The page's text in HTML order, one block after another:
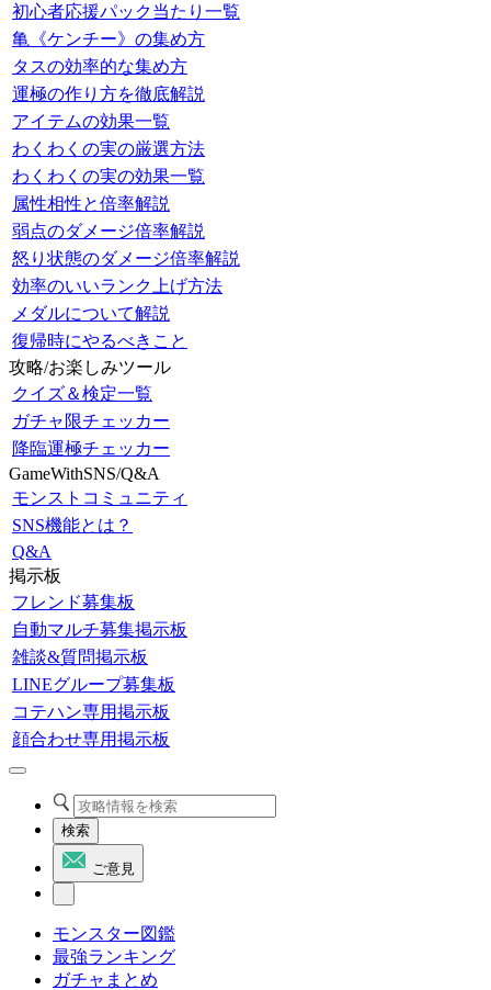
初心者応援パック当たり一覧
亀《ケンチー》の集め方
タスの効率的な集め方
運極の作り方を徹底解説
アイテムの効果一覧
わくわくの実の厳選方法
わくわくの実の効果一覧
属性相性と倍率解説
弱点のダメージ倍率解説
怒り状態のダメージ倍率解説
効率のいいランク上げ方法
メダルについて解説
復帰時にやるべきこと
攻略/お楽しみツール
クイズ＆検定一覧
ガチャ限チェッカー
降臨運極チェッカー
GameWithSNS/Q&A
モンストコミュニティ
SNS機能とは？
Q&A
掲示板
フレンド募集板
自動マルチ募集掲示板
雑談&質問掲示板
LINEグループ募集板
コテハン専用掲示板
顔合わせ専用掲示板
検索
ご意見
モンスター図鑑
最強ランキング
ガチャまとめ